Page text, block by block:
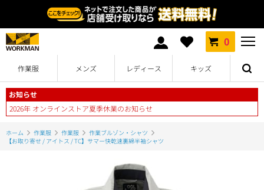
0
作業服 メンズ レディース キッズ
お知らせ
2026年 オンラインストア夏季休業のお知らせ
ホーム 作業服 作業服
作業ブルゾン・シャツ
【お取り寄せ / アイトス / TC】サマー快乾速裏綿半袖シャツ